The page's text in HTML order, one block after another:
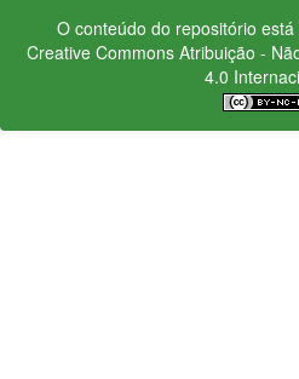
O conteúdo do repositório
Creative CommonsAtribuição -
4.0